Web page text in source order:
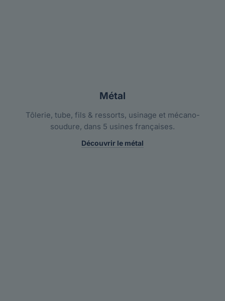
Métal
Tôlerie, tube, fils & ressorts, usinage et mécano-
soudure, dans 5 usines françaises.
Découvrir le métal